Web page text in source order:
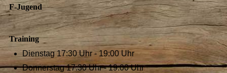
F-Jugend
Training
Dienstag 17:30 Uhr - 19:00 Uhr
Donnerstag 17:30 Uhr - 19:00 Uhr